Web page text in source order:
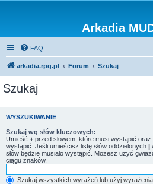
Arkadia
FAQ
arkadia.rpg.pl Forum Szukaj
Szukaj
WYSZUKIWANIE
Szukaj wg słów kluczowych:
Umieść + przed słowem, które musi wystąpić oraz
wystąpić. Jeśli umieścisz listę słów oddzielonych |
słów będzie musiało wystąpić. Możesz użyć
ciągu znaków.
Szukaj wszystkich wyrażeń lub użyj